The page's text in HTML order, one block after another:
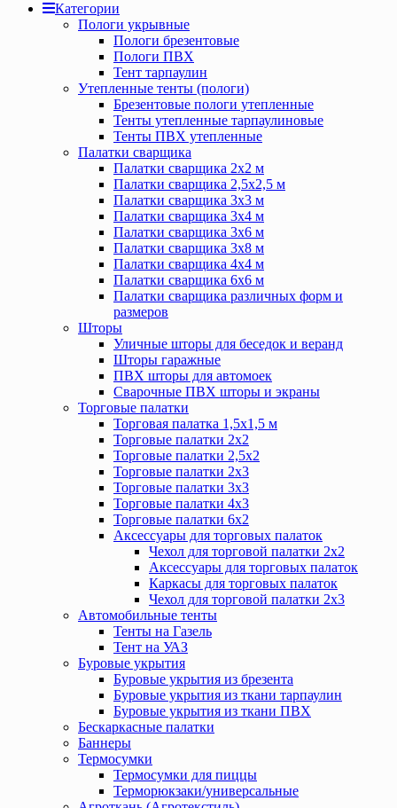
Категории
Пологи укрывные
Пологи брезентовые
Пологи ПВХ
Тент тарпаулин
Утепленные тенты (пологи)
Брезентовые пологи утепленные
Тенты утепленные тарпаулиновые
Тенты ПВХ утепленные
Палатки сварщика
Палатки сварщика 2х2 м
Палатки сварщика 2,5х2,5 м
Палатки сварщика 3х3 м
Палатки сварщика 3х4 м
Палатки сварщика 3х6 м
Палатки сварщика 3х8 м
Палатки сварщика 4х4 м
Палатки сварщика 6х6 м
Палатки сварщика различных форм и
размеров
Шторы
Уличные шторы для беседок и веранд
Шторы гаражные
ПВХ шторы для автомоек
Сварочные ПВХ шторы и экраны
Торговые палатки
Торговая палатка 1,5х1,5 м
Торговые палатки 2х2
Торговые палатки 2,5х2
Торговые палатки 2х3
Торговые палатки 3х3
Торговые палатки 4х3
Торговые палатки 6х2
Аксессуары для торговых палаток
Чехол для торговой палатки 2х2
Аксессуары для торговых палаток
Каркасы для торговых палаток
Чехол для торговой палатки 2х3
Автомобильные тенты
Тенты на Газель
Тент на УАЗ
Буровые укрытия
Буровые укрытия из брезента
Буровые укрытия из ткани тарпаулин
Буровые укрытия из ткани ПВХ
Бескаркасные палатки
Баннеры
Термосумки
Термосумки для пиццы
Терморюкзаки/универсальные